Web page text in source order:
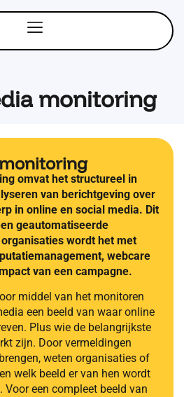
monitoring
omvat het structureel in
van berichtgeving over
in online en social media. Dit
geautomatiseerde
wordt het met
webcare
van een campagne.
middel van het monitoren
een beeld van waar online
Plus wie de belangrijkste
zijn. Door vermeldingen
weten organisaties of
welk beeld er van hen wordt
een compleet beeld van